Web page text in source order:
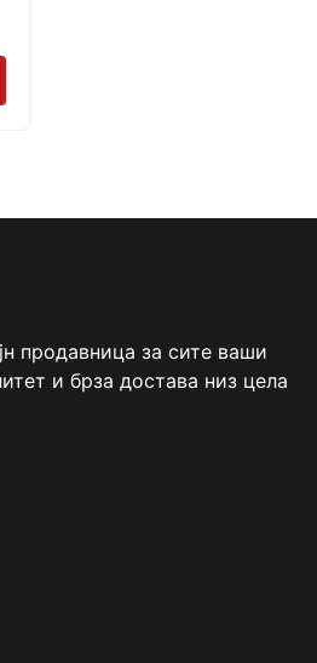
продавница за сите ваши
и брза достава низ цела